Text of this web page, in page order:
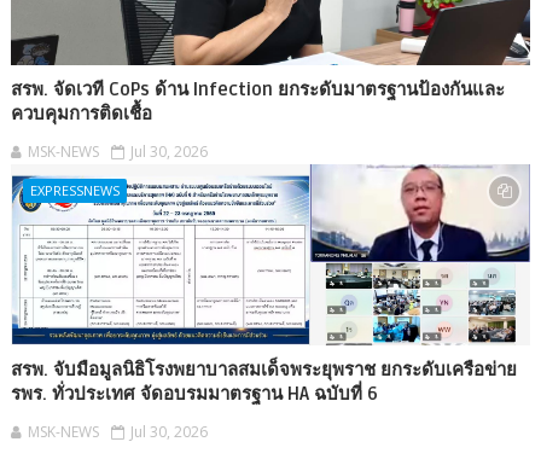
สรพ. จัดเวที CoPs ด้าน Infection ยกระดับมาตรฐานป้องกันและ
ควบคุมการติดเชื้อ
MSK-NEWS Jul 30, 2026
EXPRESSNEWS
สรพ. จับมือมูลนิธิโรงพยาบาลสมเด็จพระยุพราช ยกระดับเครือข่าย
รพร. ทั่วประเทศ จัดอบรมมาตรฐาน HA ฉบับที่ 6
MSK-NEWS Jul 30, 2026